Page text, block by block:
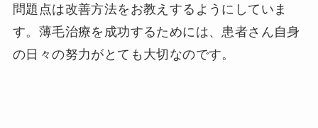
問題点は改善方法をお教えするようにしていま
す。薄毛治療を成功するためには、患者さん自身
の日々の努力がとても大切なのです。